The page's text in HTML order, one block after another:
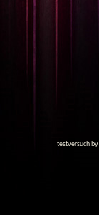
testversuch by